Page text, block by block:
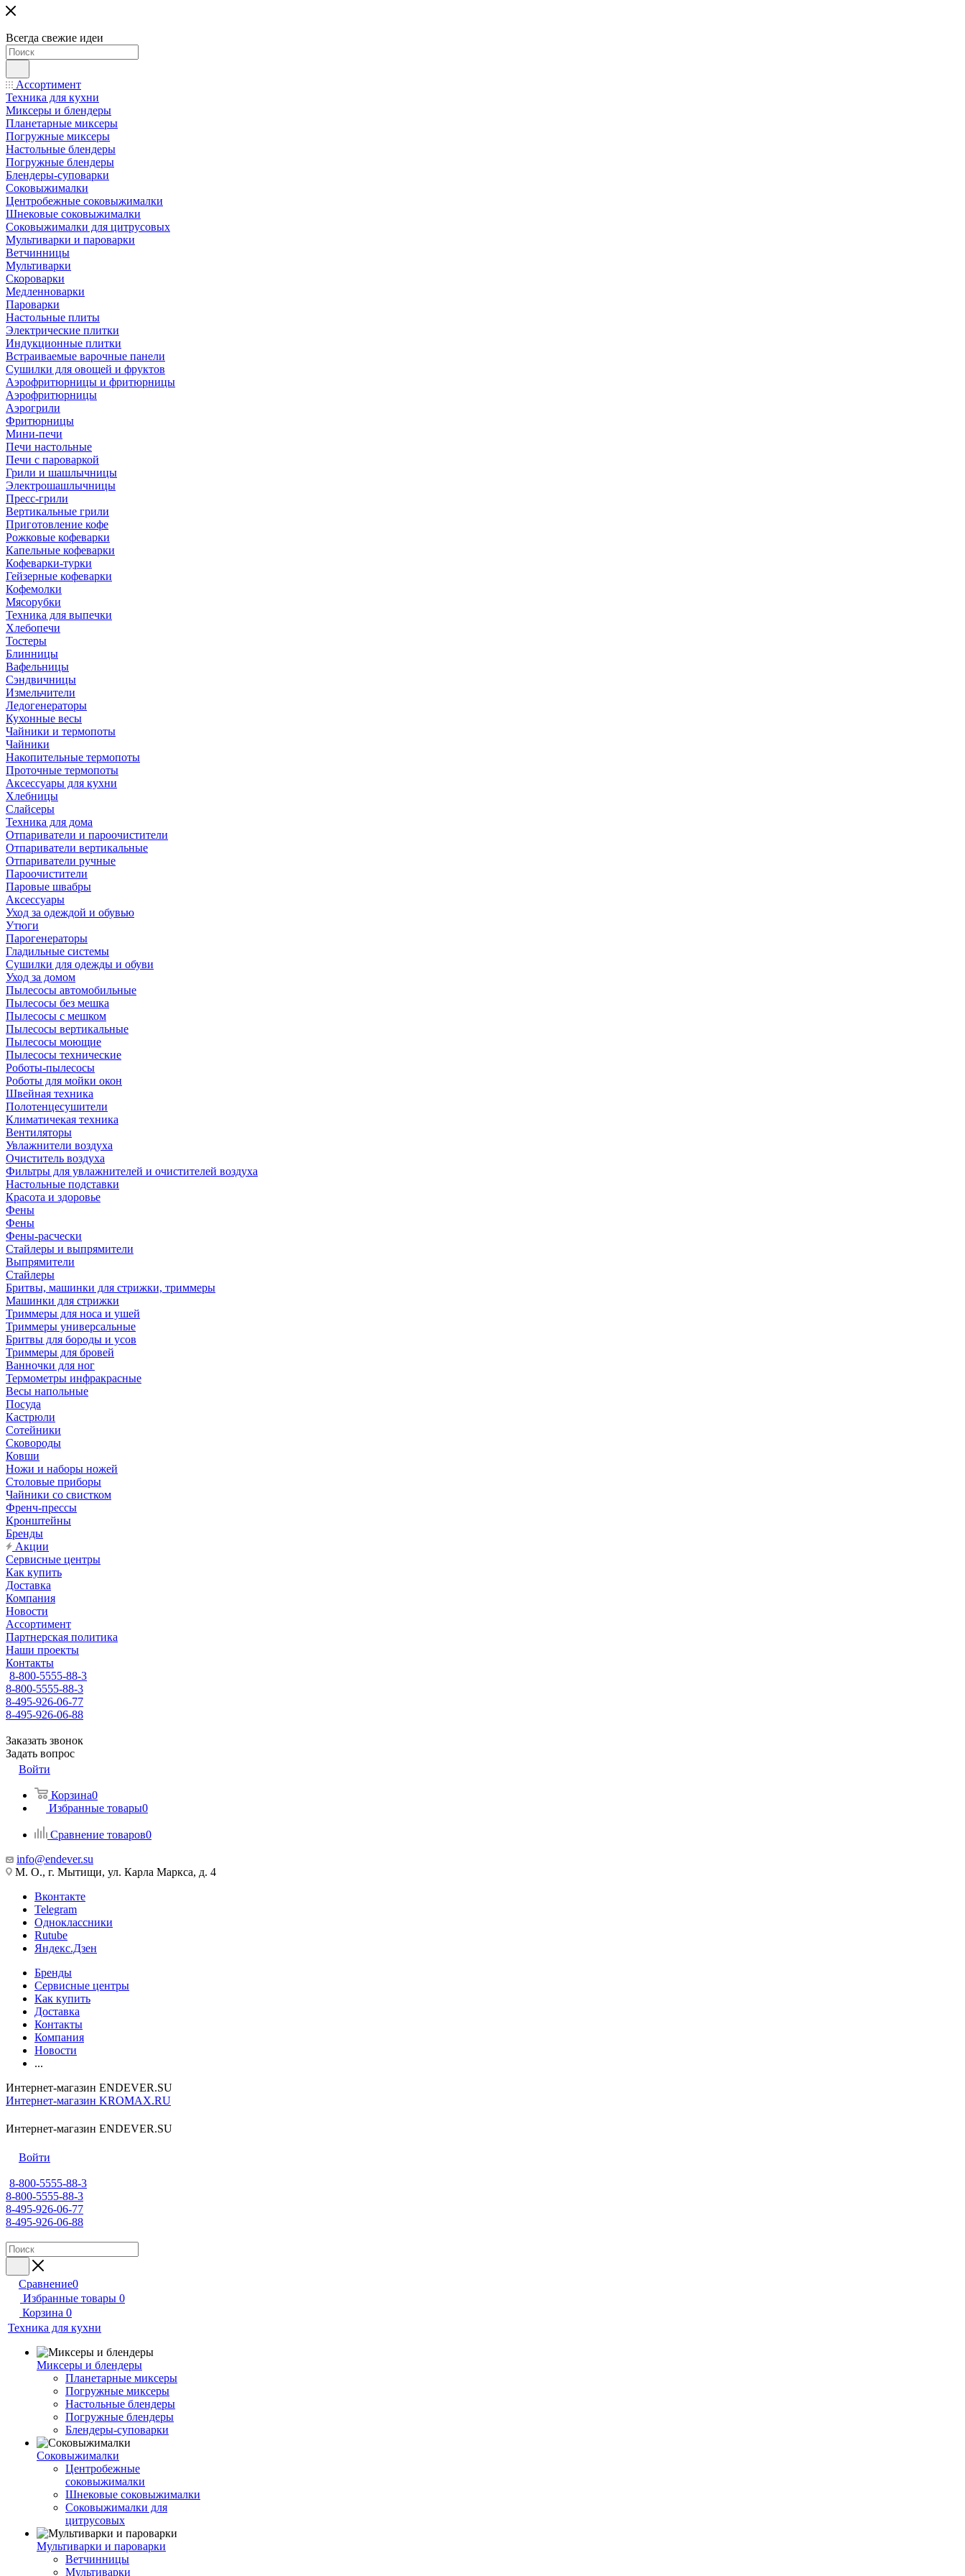
Всегда свежие идеи
Ассортимент
Техника для кухни
Миксеры и блендеры
Планетарные миксеры
Погружные миксеры
Настольные блендеры
Погружные блендеры
Блендеры-суповарки
Соковыжималки
Центробежные соковыжималки
Шнековые соковыжималки
Соковыжималки для цитрусовых
Мультиварки и пароварки
Ветчинницы
Мультиварки
Скороварки
Медленноварки
Пароварки
Настольные плиты
Электрические плитки
Индукционные плитки
Встраиваемые варочные панели
Сушилки для овощей и фруктов
Аэрофритюрницы и фритюрницы
Аэрофритюрницы
Аэрогрили
Фритюрницы
Мини-печи
Печи настольные
Печи с пароваркой
Грили и шашлычницы
Электрошашлычницы
Пресс-грили
Вертикальные грили
Приготовление кофе
Рожковые кофеварки
Капельные кофеварки
Кофеварки-турки
Гейзерные кофеварки
Кофемолки
Мясорубки
Техника для выпечки
Хлебопечи
Тостеры
Блинницы
Вафельницы
Сэндвичницы
Измельчители
Ледогенераторы
Кухонные весы
Чайники и термопоты
Чайники
Накопительные термопоты
Проточные термопоты
Аксессуары для кухни
Хлебницы
Слайсеры
Техника для дома
Отпариватели и пароочистители
Отпариватели вертикальные
Отпариватели ручные
Пароочистители
Паровые швабры
Аксессуары
Уход за одеждой и обувью
Утюги
Парогенераторы
Гладильные системы
Сушилки для одежды и обуви
Уход за домом
Пылесосы автомобильные
Пылесосы без мешка
Пылесосы с мешком
Пылесосы вертикальные
Пылесосы моющие
Пылесосы технические
Роботы-пылесосы
Роботы для мойки окон
Швейная техника
Полотенцесушители
Климатичекая техника
Вентиляторы
Увлажнители воздуха
Очиститель воздуха
Фильтры для увлажнителей и очистителей воздуха
Настольные подставки
Красота и здоровье
Фены
Фены
Фены-расчески
Стайлеры и выпрямители
Выпрямители
Стайлеры
Бритвы, машинки для стрижки, триммеры
Машинки для стрижки
Триммеры для носа и ушей
Триммеры универсальные
Бритвы для бороды и усов
Триммеры для бровей
Ванночки для ног
Термометры инфракрасные
Весы напольные
Посуда
Кастрюли
Сотейники
Сковороды
Ковши
Ножи и наборы ножей
Столовые приборы
Чайники со свистком
Френч-прессы
Кронштейны
Бренды
Акции
Сервисные центры
Как купить
Доставка
Компания
Новости
Ассортимент
Партнерская политика
Наши проекты
Контакты
8-800-5555-88-3
8-800-5555-88-3
8-495-926-06-77
8-495-926-06-88
Заказать звонок
Задать вопрос
Войти
Корзина0
Избранные товары0
Сравнение товаров0
info@endever.su
М. О., г. Мытищи, ул. Карла Маркса, д. 4
Вконтакте
Telegram
Одноклассники
Rutube
Яндекс.Дзен
Бренды
Сервисные центры
Как купить
Доставка
Контакты
Компания
Новости
...
Интернет-магазин ENDEVER.SU
Интернет-магазин KROMAX.RU
Интернет-магазин ENDEVER.SU
Войти
8-800-5555-88-3
8-800-5555-88-3
8-495-926-06-77
8-495-926-06-88
Сравнение0
Избранные товары 0
Корзина 0
Техника для кухни
Миксеры и блендеры
Планетарные миксеры
Погружные миксеры
Настольные блендеры
Погружные блендеры
Блендеры-суповарки
Соковыжималки
Центробежные
соковыжималки
Шнековые соковыжималки
Соковыжималки для
цитрусовых
Мультиварки и пароварки
Ветчинницы
Мультиварки